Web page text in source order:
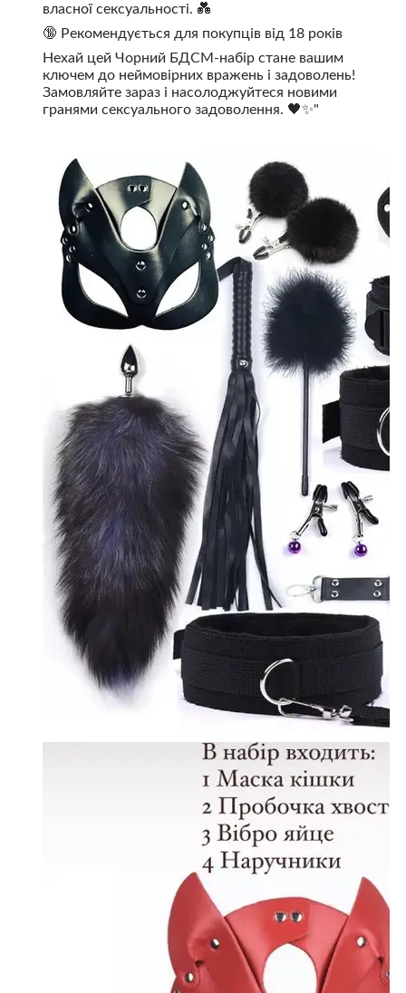
власної сексуальності. 💑
🔞 Рекомендується для покупців від 18 років
Нехай цей Чорний БДСМ-набір стане вашим
ключем до неймовірних вражень і задоволень!
Замовляйте зараз і насолоджуйтеся новими
гранями сексуального задоволення. 🖤✨"